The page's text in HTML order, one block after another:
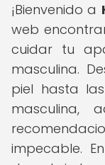
¡Bienvenido a
web
cuidar tu
masculina.
piel hasta
masculina,
impecable.